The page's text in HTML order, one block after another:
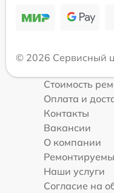
© 2026 Сервисный
Стоимость
Оплата и
Контакты
Вакансии
О компании
Наши услуги
Согласие на